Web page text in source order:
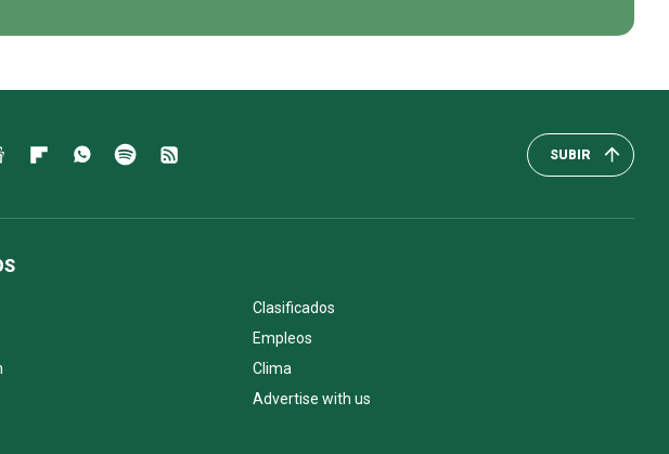
SUBIR
Clasificados
Empleos
Clima
Advertise with us